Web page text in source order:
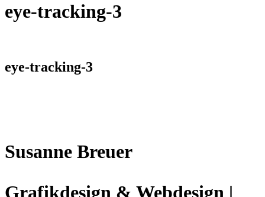
eye-tracking-3
eye-tracking-3
Susanne Breuer
Grafikdesign & Webdesign |